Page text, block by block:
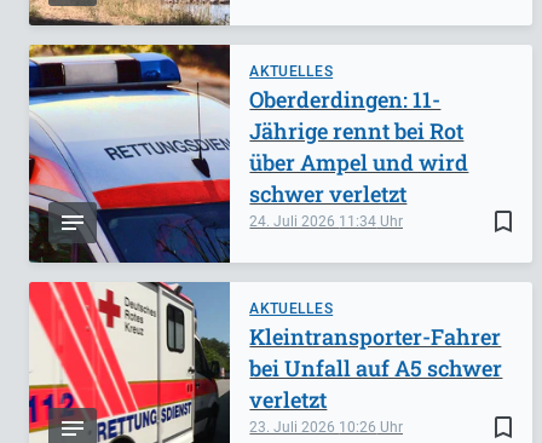
AKTUELLES
bookmark_border
24. Juli 2026 11:34
Oberderdingen: 11-
Jährige rennt bei Rot
über Ampel und wird
schwer verletzt
AKTUELLES
bookmark_border
23. Juli 2026 10:26
Kleintransporter-Fahrer
bei Unfall auf A5 schwer
verletzt